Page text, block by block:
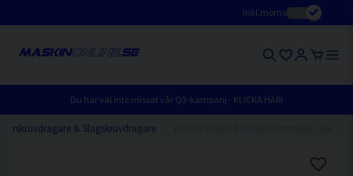
Inkl.moms
Du har väl inte missat vår Q3-kampanj - KLICKA HÄR!
& Slagskruvdragare